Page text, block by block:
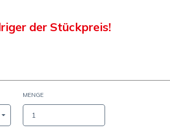
der Stückpreis!
MENGE